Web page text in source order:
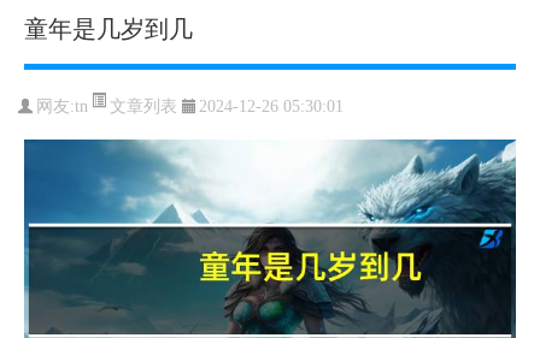
童年是几岁到几
网友:tn 文章列表 2024-12-26 05:30:01